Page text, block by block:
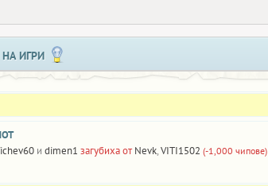
ИГРИ
и dimen1 загубиха от Nevk,VITI1502 (-1,000 чипове)